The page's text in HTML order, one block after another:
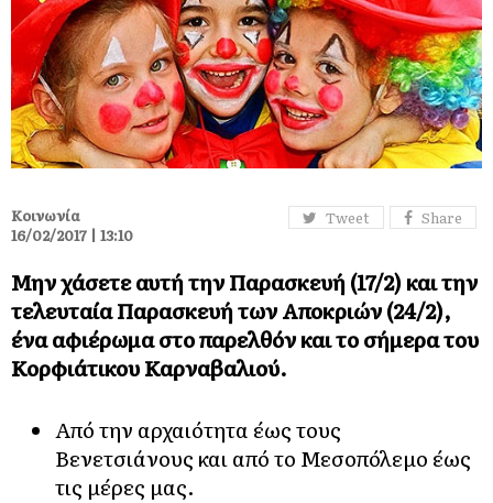
Tweet Share
Κοινωνία
16/02/2017 | 13:10
Μην χάσετε αυτή την Παρασκευή (17/2) και την
τελευταία Παρασκευή των Αποκριών (24/2),
ένα αφιέρωμα στο παρελθόν και το σήμερα του
Κορφιάτικου Καρναβαλιού.
Από την αρχαιότητα έως τους
Βενετσιάνους και από το Μεσοπόλεμο έως
τις μέρες μας.